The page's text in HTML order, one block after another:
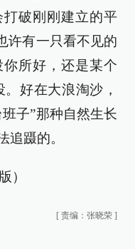
破刚刚建立的平
许有一只看不见的
所好，还是某个
好在大浪淘沙，
子”那种自然生长
追蹑的。
）
[ 责编：张晓荣 ]